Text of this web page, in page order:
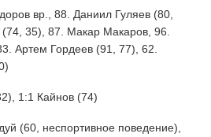
вр., 88. Даниил Гуляев (80,
35), 87. Макар Макаров, 96.
Артем Гордеев (91, 77), 62.
1:1 Кайнов (74)
(60, неспортивное поведение),